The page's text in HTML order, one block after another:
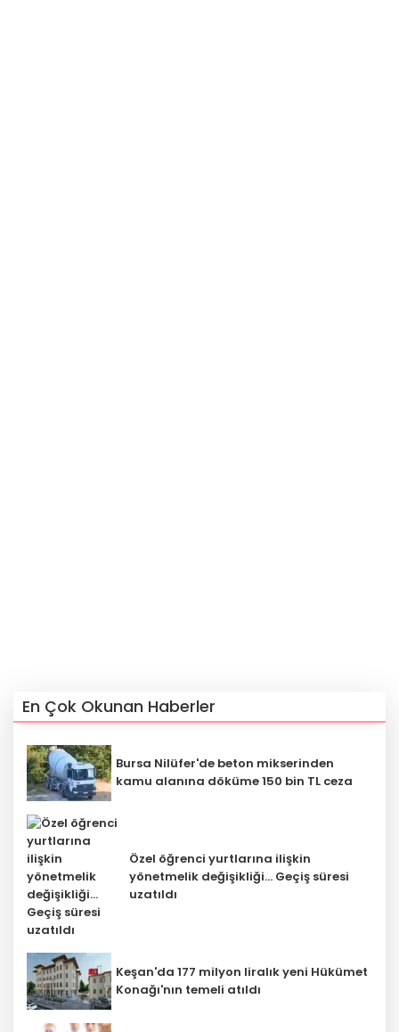
En Çok Okunan Haberler
Bursa Nilüfer'de beton mikserinden
kamu alanına döküme 150 bin TL ceza
Özel öğrenci yurtlarına ilişkin
yönetmelik değişikliği... Geçiş süresi
uzatıldı
Keşan'da 177 milyon liralık yeni Hükümet
Konağı'nın temeli atıldı